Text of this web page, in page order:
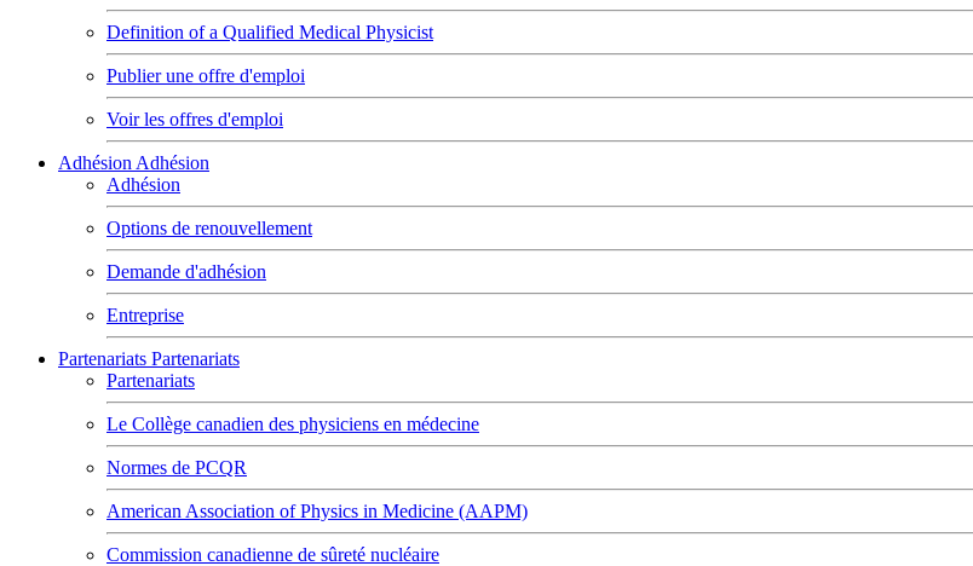
Definition of a Qualified Medical Physicist
Publier une offre d'emploi
Voir les offres d'emploi
Adhésion Adhésion
Adhésion
Options de renouvellement
Demande d'adhésion
Entreprise
Partenariats Partenariats
Partenariats
Le Collège canadien des physiciens en médecine
Normes de PCQR
American Association of Physics in Medicine (AAPM)
Commission canadienne de sûreté nucléaire